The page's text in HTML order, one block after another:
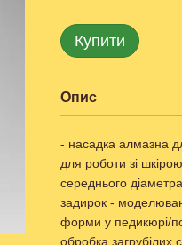
Купити
Опис
- насадка алмазна
для роботи зі
середнього
задирок -
форми у педикюрі/
обробка загрубілих